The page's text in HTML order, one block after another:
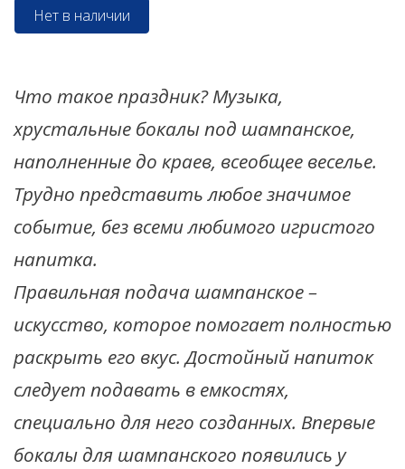
Нет в наличии
Что такое праздник? Музыка,
хрустальные бокалы под шампанское,
наполненные до краев, всеобщее веселье.
Трудно представить любое значимое
событие, без всеми любимого игристого
напитка.
Правильная подача шампанское –
искусство, которое помогает полностью
раскрыть его вкус. Достойный напиток
следует подавать в емкостях,
специально для него созданных. Впервые
бокалы для шампанского появились у